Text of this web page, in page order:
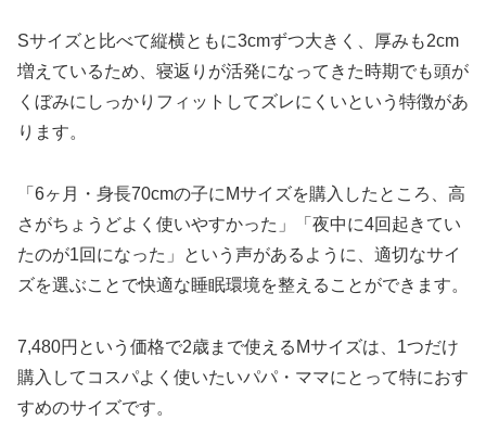
Sサイズと比べて縦横ともに3cmずつ大きく、厚みも2cm
増えているため、寝返りが活発になってきた時期でも頭が
くぼみにしっかりフィットしてズレにくいという特徴があ
ります。
「6ヶ月・身長70cmの子にMサイズを購入したところ、高
さがちょうどよく使いやすかった」「夜中に4回起きてい
たのが1回になった」という声があるように、適切なサイ
ズを選ぶことで快適な睡眠環境を整えることができます。
7,480円という価格で2歳まで使えるMサイズは、1つだけ
購入してコスパよく使いたいパパ・ママにとって特におす
すめのサイズです。